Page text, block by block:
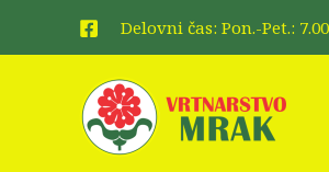
Delovni čas: Pon.-Pet.: